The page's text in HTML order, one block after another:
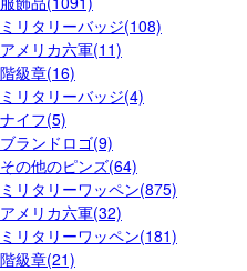
ミリタリーバッジ(108)
アメリカ六軍(11)
階級章(16)
ミリタリーバッジ(4)
ナイフ(5)
ブランドロゴ(9)
その他のピンズ(64)
ミリタリーワッペン(875)
アメリカ六軍(32)
ミリタリーワッペン(181)
階級章(21)